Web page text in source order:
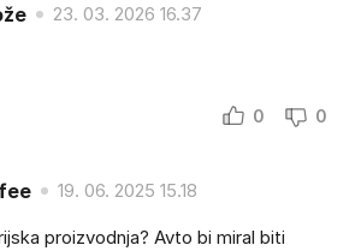
23. 03. 2026 16.37
0 0
19. 06. 2025 15.18
proizvodnja? Avto bi miral biti